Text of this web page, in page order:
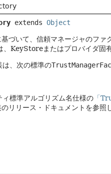
extends Object
づいて、信頼マネージャのファ
、KeyStoreまたはプロバイダ固
は、次の標準の
標準アルゴリズム名仕様の「
リリース・ドキュメントを参照